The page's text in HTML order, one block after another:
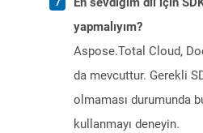
yapmalıyım?
Aspose.Total Cloud,
da mevcuttur. Gerekli
olmaması durumunda
kullanmayı deneyin.